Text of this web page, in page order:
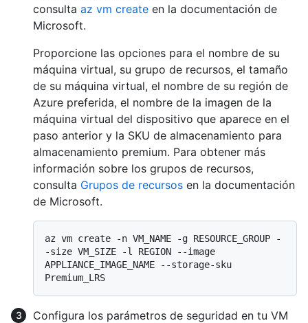
consulta az vm create en la documentación de
Microsoft.
Proporcione las opciones para el nombre de su
máquina virtual, su grupo de recursos, el tamaño
de su máquina virtual, el nombre de su región de
Azure preferida, el nombre de la imagen de la
máquina virtual del dispositivo que aparece en el
paso anterior y la SKU de almacenamiento para
almacenamiento premium. Para obtener más
información sobre los grupos de recursos,
consulta Grupos de recursos en la documentación
de Microsoft.
az vm create -n VM_NAME -g RESOURCE_GROUP -
-size VM_SIZE -l REGION --image
APPLIANCE_IMAGE_NAME --storage-sku
Configura los parámetros de seguridad en tu VM